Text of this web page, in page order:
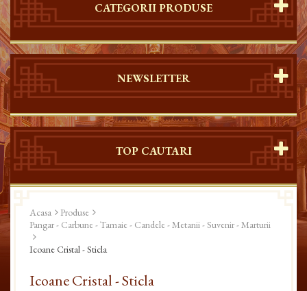
CATEGORII PRODUSE
NEWSLETTER
TOP CAUTARI
Acasa
Produse
Pangar - Carbune - Tamaie - Candele - Metanii - Suvenir - Marturii
Icoane Cristal - Sticla
Icoane Cristal - Sticla